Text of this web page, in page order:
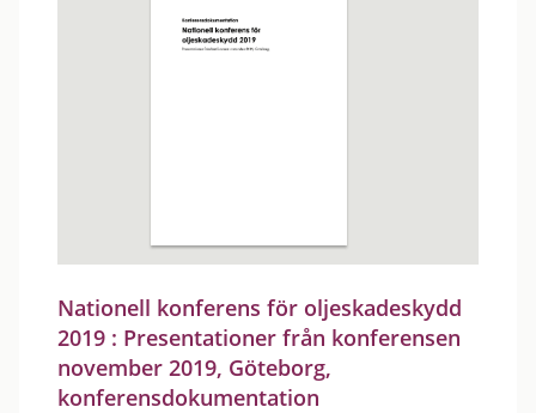
Nationell konferens för oljeskadeskydd
2019 : Presentationer från konferensen
november 2019, Göteborg,
konferensdokumentation